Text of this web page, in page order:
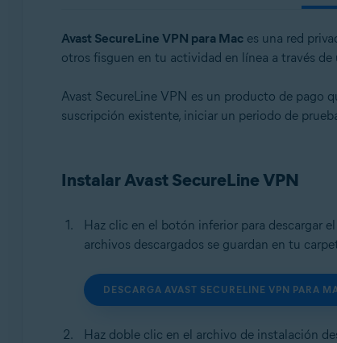
Avast SecureLine VPN para Maces una red
otros fisguen en tu actividad en línea a través
Avast SecureLine VPN es un producto de pago
suscripción existente, iniciar un periodo de
Instalar Avast SecureLine VPN
Haz clic en el botón inferior para descargar
archivos descargados se guardan en tu
DESCARGA AVAST SECURELINE VPN PARA
Haz doble clic en el archivo de instalación